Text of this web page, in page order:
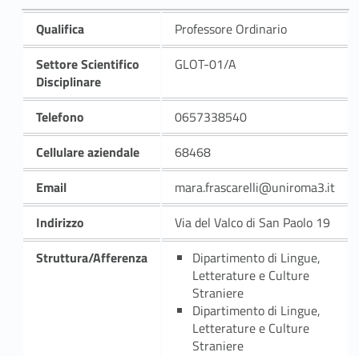
Qualifica
Professore Ordinario
Settore Scientifico
Disciplinare
GLOT-01/A
Telefono
0657338540
Cellulare aziendale
68468
Email
mara.frascarelli@uniroma3.it
Indirizzo
Via del Valco di San Paolo 19
Struttura/Afferenza
Dipartimento di Lingue,
Letterature e Culture
Straniere
Dipartimento di Lingue,
Letterature e Culture
Straniere